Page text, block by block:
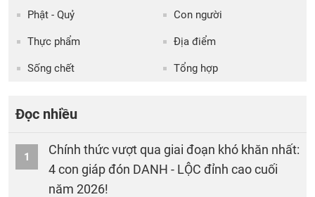
Phật - Quỷ Con người
Thực phẩm Địa điểm
Sống chết Tổng hợp
Đọc nhiều
1
Chính thức vượt qua giai đoạn khó khăn nhất:
4 con giáp đón DANH - LỘC đỉnh cao cuối
năm 2026!